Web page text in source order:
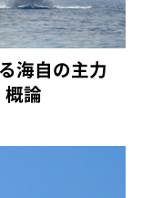
海自の主力
論